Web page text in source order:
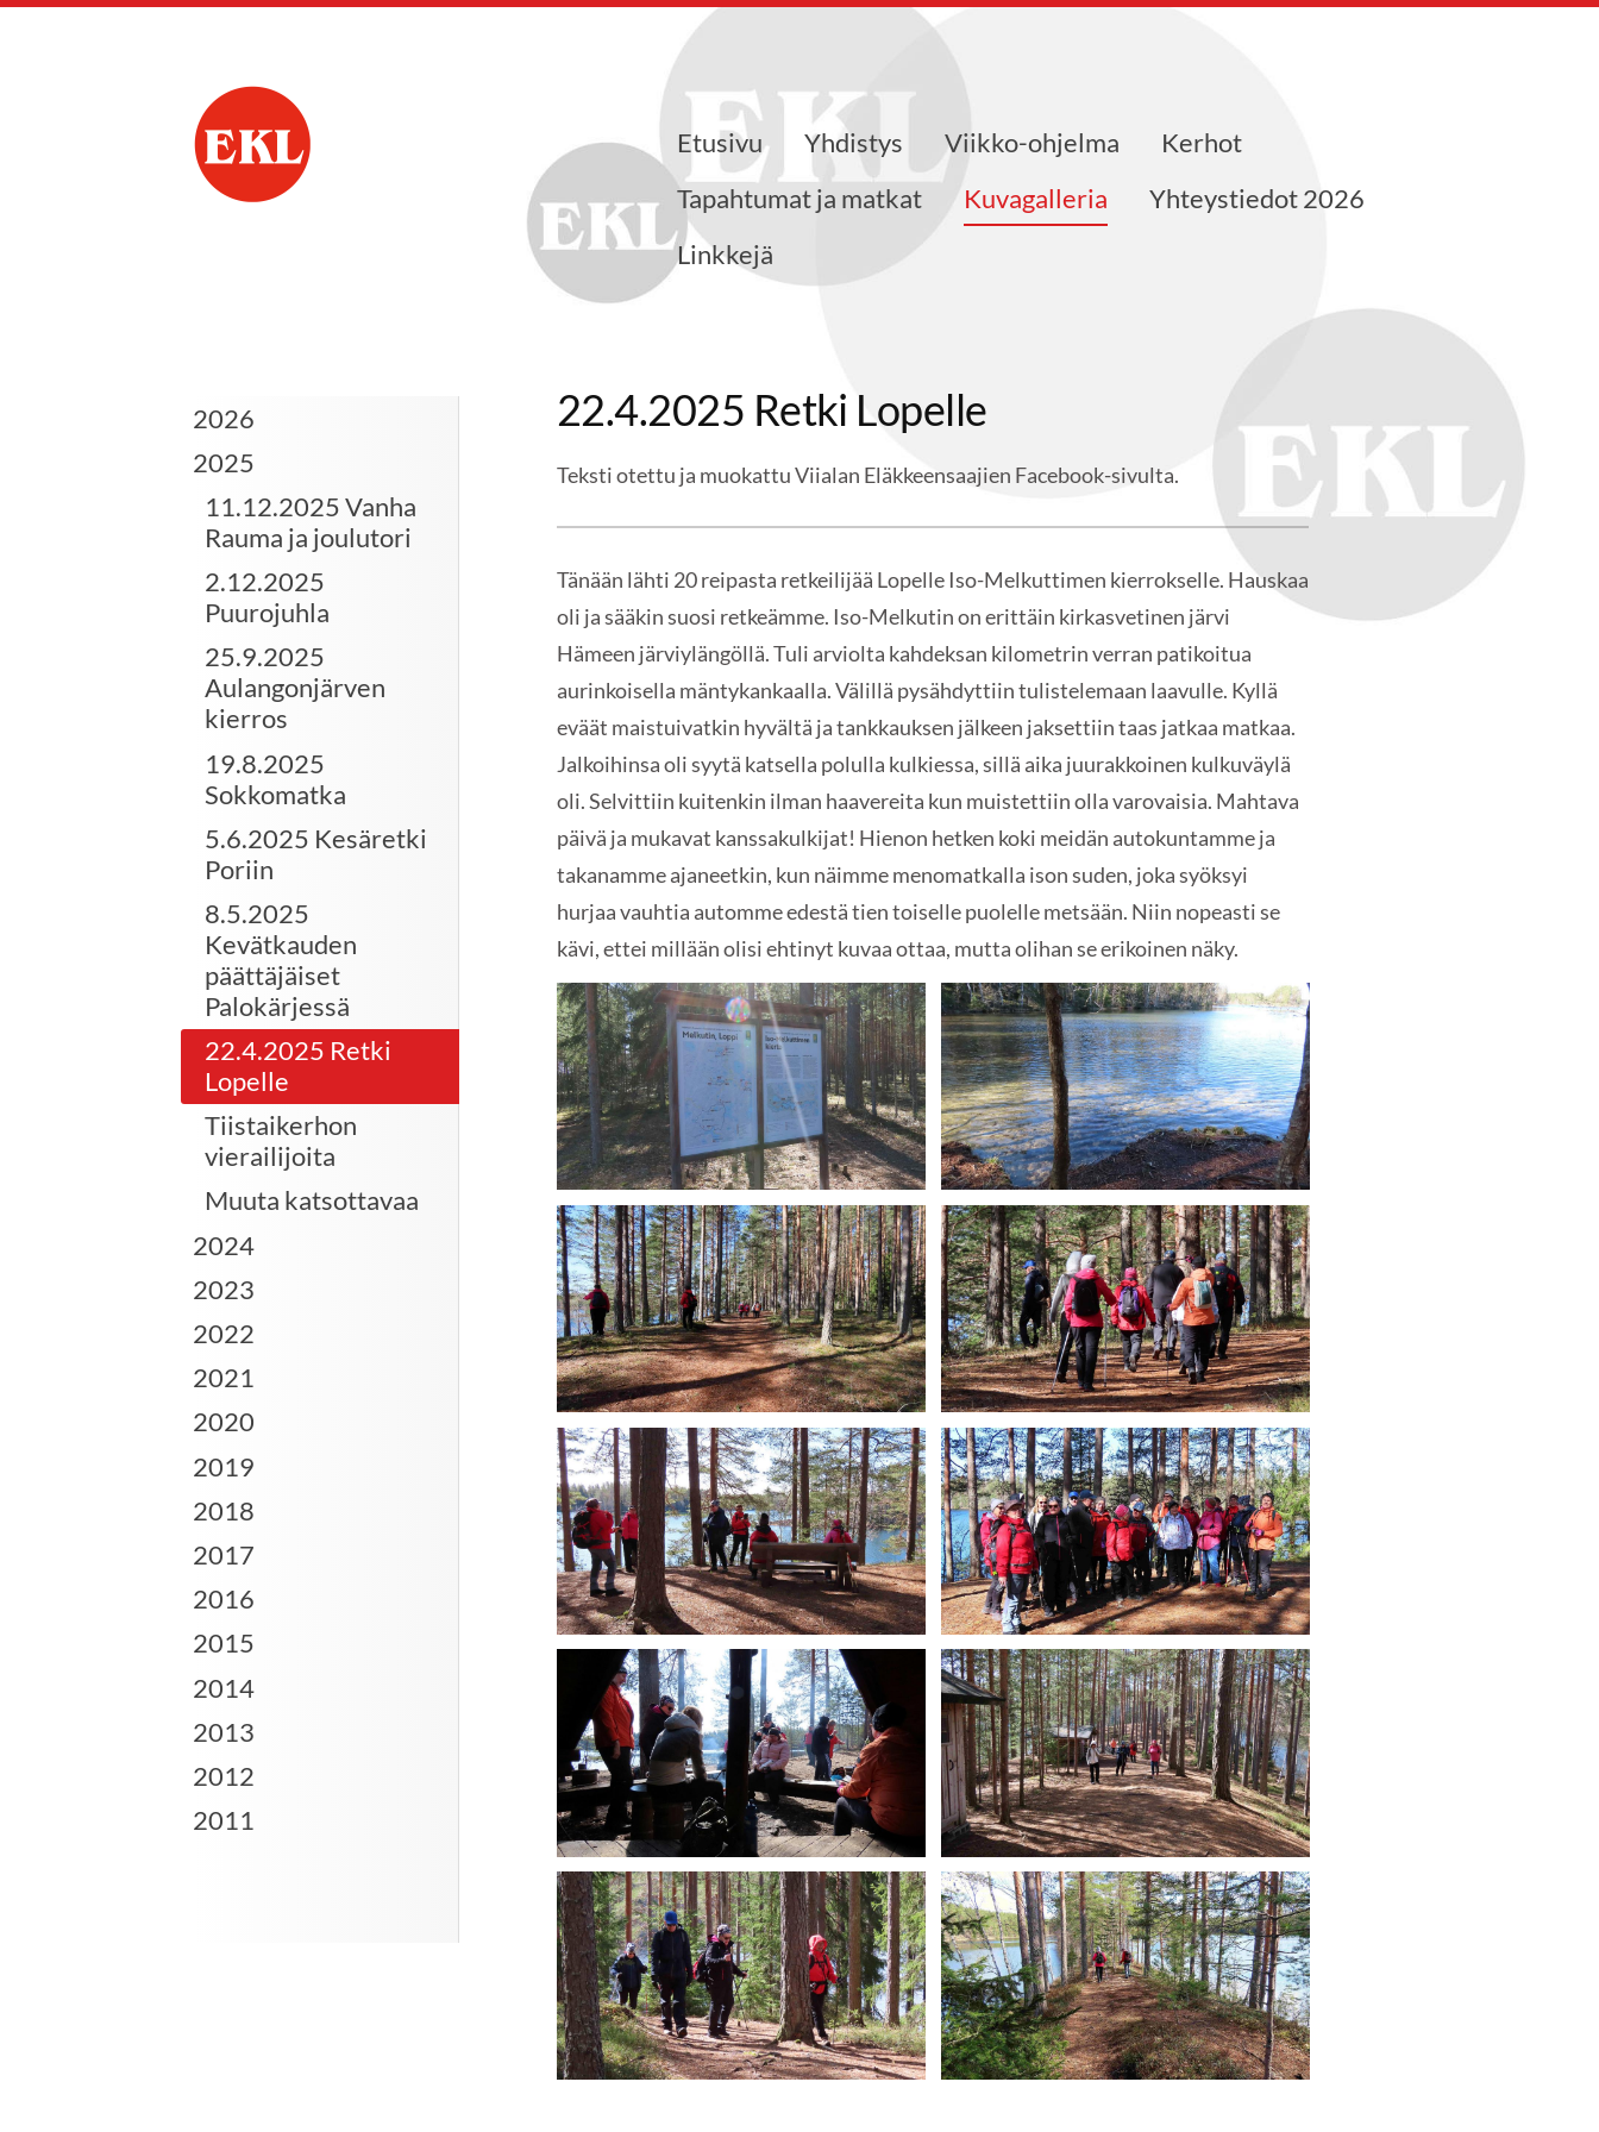
Viialan Eläkkeensaajat ry Etusivu Yhdistys Viikko-ohjelma
Kerhot
Tapahtumat ja matkat
Kuvagalleria
Yhteystiedot 2026
Linkkejä
2026
2025
11.12.2025 Vanha
Rauma ja joulutori
2.12.2025
Puurojuhla
25.9.2025
Aulangonjärven
kierros
19.8.2025
Sokkomatka
5.6.2025 Kesäretki
Poriin
8.5.2025
Kevätkauden
päättäjäiset
Palokärjessä
22.4.2025 Retki
Lopelle
Tiistaikerhon
vierailijoita
Muuta katsottavaa
2024
2023
2022
2021
2020
2019
2018
2017
2016
2015
2014
2013
2012
2011
22.4.2025 Retki Lopelle
Teksti otettu ja muokattu Viialan Eläkkeensaajien Facebook-sivulta.
Tänään lähti 20 reipasta retkeilijää Lopelle Iso-Melkuttimen kierrokselle. Hauskaa
oli ja sääkin suosi retkeämme. Iso-Melkutin on erittäin kirkasvetinen järvi
Hämeen järviylängöllä. Tuli arviolta kahdeksan kilometrin verran patikoitua
aurinkoisella mäntykankaalla. Välillä pysähdyttiin tulistelemaan laavulle. Kyllä
eväät maistuivatkin hyvältä ja tankkauksen jälkeen jaksettiin taas jatkaa matkaa.
Jalkoihinsa oli syytä katsella polulla kulkiessa, sillä aika juurakkoinen kulkuväylä
oli. Selvittiin kuitenkin ilman haavereita kun muistettiin olla varovaisia. Mahtava
päivä ja mukavat kanssakulkijat! Hienon hetken koki meidän autokuntamme ja
takanamme ajaneetkin, kun näimme menomatkalla ison suden, joka syöksyi
hurjaa vauhtia automme edestä tien toiselle puolelle metsään. Niin nopeasti se
kävi, ettei millään olisi ehtinyt kuvaa ottaa, mutta olihan se erikoinen näky.